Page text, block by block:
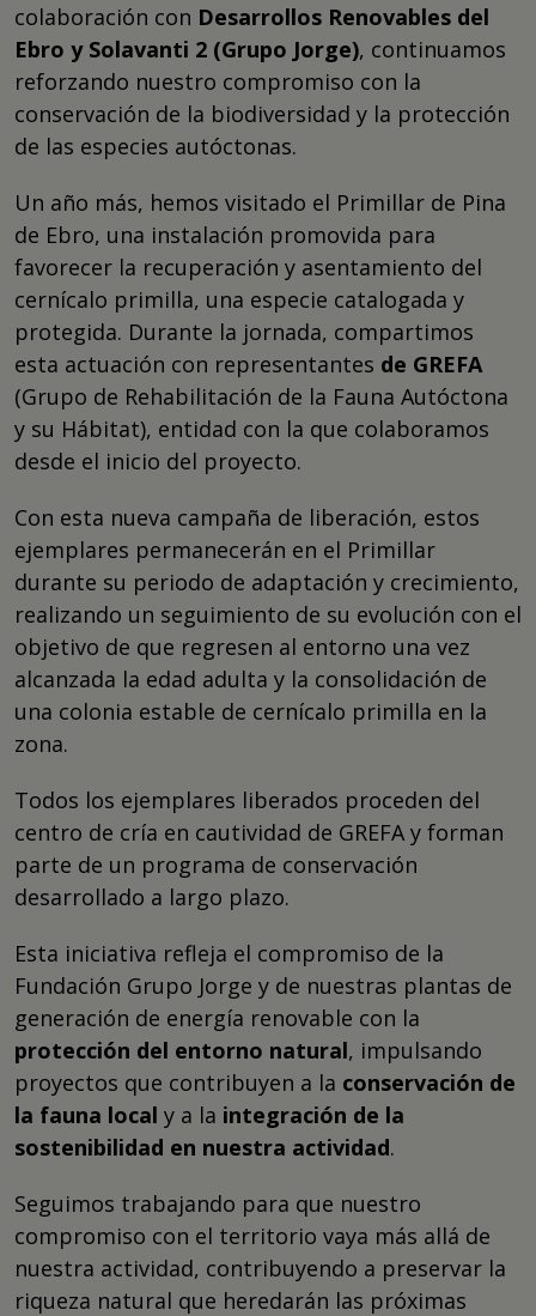
colaboración con Desarrollos Renovables del
Ebro y Solavanti 2 (Grupo Jorge), continuamos
reforzando nuestro compromiso con la
conservación de la biodiversidad y la protección
de las especies autóctonas.
Un año más, hemos visitado el Primillar de Pina
de Ebro, una instalación promovida para
favorecer la recuperación y asentamiento del
cernícalo primilla, una especie catalogada y
protegida. Durante la jornada, compartimos
esta actuación con representantes de GREFA
(Grupo de Rehabilitación de la Fauna Autóctona
y su Hábitat), entidad con la que colaboramos
desde el inicio del proyecto.
Con esta nueva campaña de liberación, estos
ejemplares permanecerán en el Primillar
durante su periodo de adaptación y crecimiento,
realizando un seguimiento de su evolución con el
objetivo de que regresen al entorno una vez
alcanzada la edad adulta y la consolidación de
una colonia estable de cernícalo primilla en la
zona.
Todos los ejemplares liberados proceden del
centro de cría en cautividad de GREFA y forman
parte de un programa de conservación
desarrollado a largo plazo.
Esta iniciativa refleja el compromiso de la
Fundación Grupo Jorge y de nuestras plantas de
generación de energía renovable con la
protección del entorno natural, impulsando
proyectos que contribuyen a la conservación de
la fauna local y a la integración de la
sostenibilidad en nuestra actividad.
Seguimos trabajando para que nuestro
compromiso con el territorio vaya más allá de
nuestra actividad, contribuyendo a preservar la
riqueza natural que heredarán las próximas